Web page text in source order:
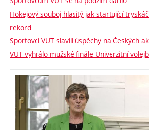
Hokejový souboj hlasitý jak startující
rekord
Sportovci VUT slavili úspěchy na Českých
VUT vyhrálo mužské finále Univerzitní